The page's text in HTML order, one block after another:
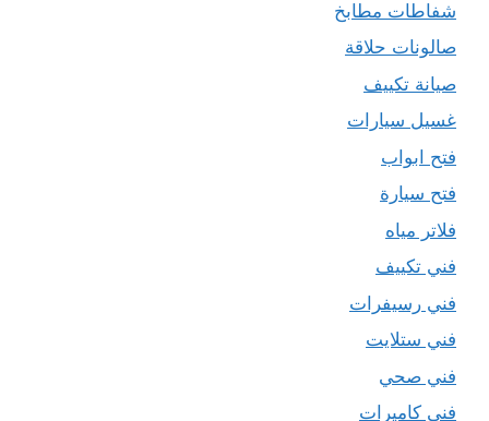
شفاطات مطابخ
صالونات حلاقة
صيانة تكييف
غسيل سيارات
فتح ابواب
فتح سيارة
فلاتر مياه
فني تكييف
فني رسيفرات
فني ستلايت
فني صحي
فني كاميرات